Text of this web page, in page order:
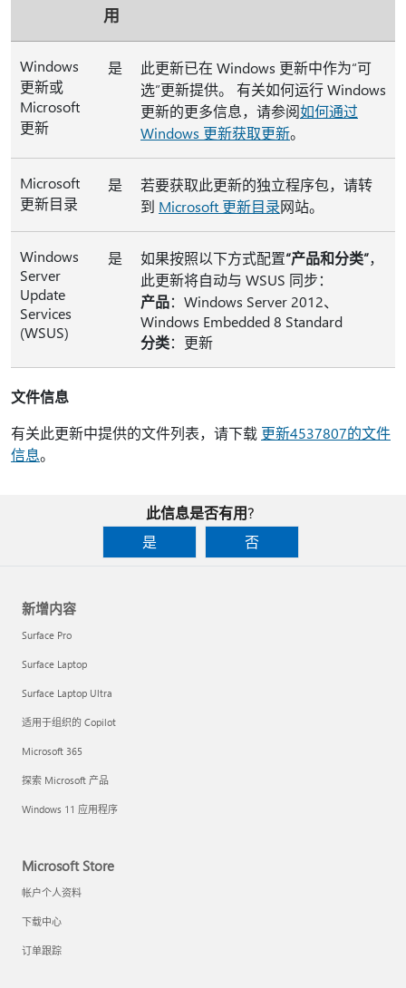
用
Windows
更新或
Microsoft
更新
是
此更新已在 Windows 更新中作为“可
选”更新提供。 有关如何运行 Windows
更新的更多信息，请参阅如何通过
Windows 更新获取更新。
Microsoft
更新目录
是
若要获取此更新的独立程序包，请转
到 Microsoft 更新目录网站。
Windows
Server
Update
Services
(WSUS)
是 如果按照以下方式配置“产品和分类”，
此更新将自动与 WSUS 同步：
产品：Windows Server 2012、
Windows Embedded 8 Standard
分类：更新
文件信息
有关此更新中提供的文件列表，请下载 更新4537807的文件
信息。
此信息是否有用?
是
否
新增内容
Surface Pro
Surface Laptop
Surface Laptop Ultra
适用于组织的 Copilot
Microsoft 365
探索 Microsoft 产品
Windows 11 应用程序
Microsoft Store
帐户个人资料
下载中心
订单跟踪